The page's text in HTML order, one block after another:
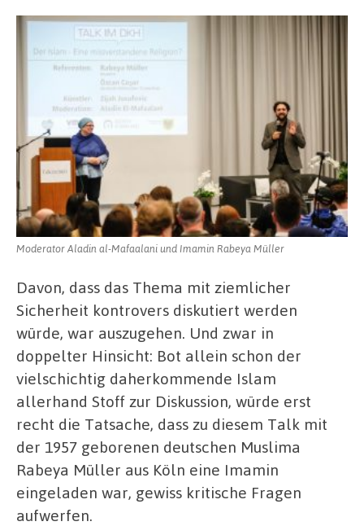
Moderator Aladin al-Mafaalani und Imamin Rabeya Müller
Davon, dass das Thema mit ziemlicher
Sicherheit kontrovers diskutiert werden
würde, war auszugehen. Und zwar in
doppelter Hinsicht: Bot allein schon der
vielschichtig daherkommende Islam
allerhand Stoff zur Diskussion, würde erst
recht die Tatsache, dass zu diesem Talk mit
der 1957 geborenen deutschen Muslima
Rabeya Müller aus Köln eine Imamin
eingeladen war, gewiss kritische Fragen
aufwerfen.